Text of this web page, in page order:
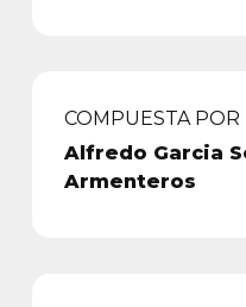
COMPUESTA POR
Alfredo Garcia
Armenteros